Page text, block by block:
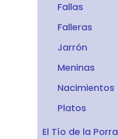
Fallas
Falleras
Jarrón
Meninas
Nacimientos
Platos
El Tío de la Porra